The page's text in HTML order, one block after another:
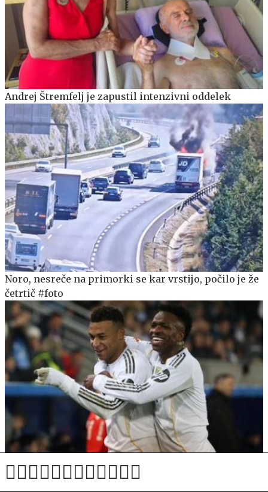
Andrej Štremfelj je zapustil intenzivni oddelek
Noro, nesreče na primorki se kar vrstijo, počilo je že
četrtič #foto
Jasno sporočilo Reala Madrid Viniciusu: Nihče ni